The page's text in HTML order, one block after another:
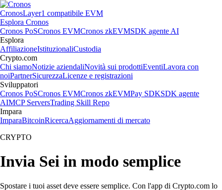
CronosLayer1 compatibile EVM
Esplora Cronos
Cronos PoSCronos EVMCronos zkEVMSDK agente AI
Esplora
AffiliazioneIstituzionaliCustodia
Crypto.com
Chi siamoNotizie aziendaliNovità sui prodottiEventiLavora con
noiPartnerSicurezzaLicenze e registrazioni
Sviluppatori
Cronos PoSCronos EVMCronos zkEVMPay SDKSDK agente
AIMCP ServersTrading Skill Repo
Impara
ImparaBitcoinRicercaAggiornamenti di mercato
CRYPTO
Invia Sei in modo semplice
Spostare i tuoi asset deve essere semplice. Con l'app di Crypto.com lo